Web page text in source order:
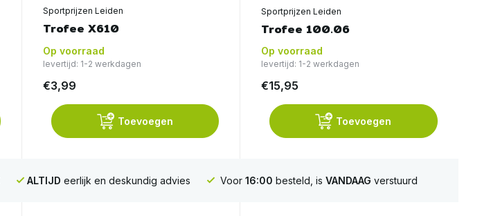
Sportprijzen Leiden
Trofee X610
Op voorraad
levertijd: 1-2 werkdagen
€3,99
Toevoegen
Sportprijzen Leiden
Trofee 100.06
Op voorraad
levertijd: 1-2 werkdagen
€15,95
Toevoegen
ALTIJD eerlijk en deskundig advies Voor 16:00 besteld, is VANDAAG verstuurd